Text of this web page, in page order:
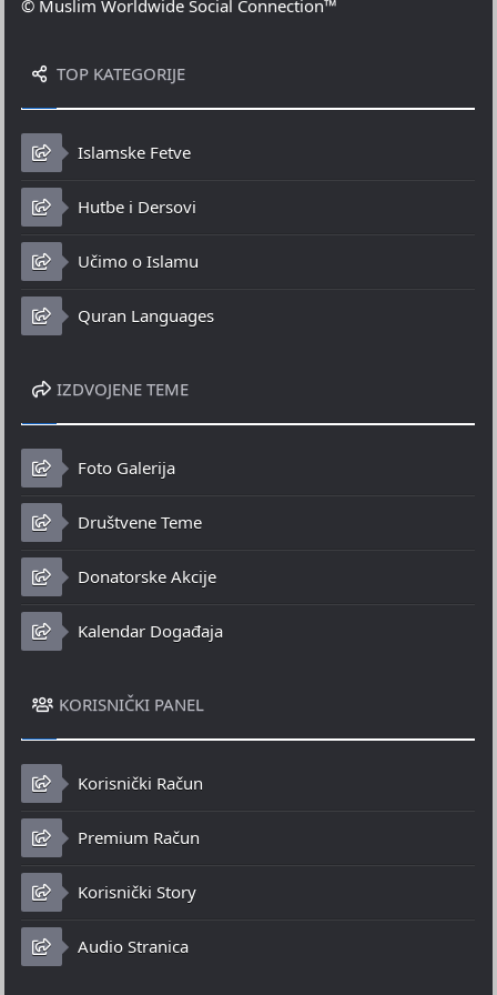
© Muslim Worldwide Social Connection™
TOP KATEGORIJE
Islamske Fetve
Hutbe i Dersovi
Učimo o Islamu
Quran Languages
IZDVOJENE TEME
Foto Galerija
Društvene Teme
Donatorske Akcije
Kalendar Događaja
KORISNIČKI PANEL
Korisnički Račun
Premium Račun
Korisnički Story
Audio Stranica